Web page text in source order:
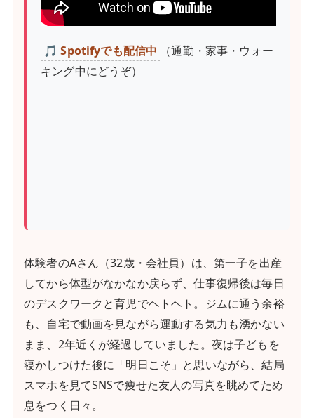
🎵 Spotifyでも配信中
（通勤・家事・ウォー
キング中にどうぞ）
体験者のAさん（32歳・会社員）は、第一子を出産
してから体型がなかなか戻らず、仕事復帰後は毎日
のデスクワークと育児でヘトヘト。ジムに通う余裕
も、自宅で動画を見ながら運動する気力も湧かない
まま、2年近くが経過していました。夜は子どもを
寝かしつけた後に「明日こそ」と思いながら、結局
スマホを見てSNSで痩せた友人の写真を眺めてため
息をつく日々。